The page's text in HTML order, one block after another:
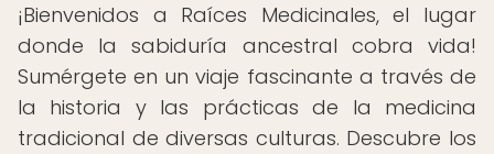
¡Bienvenidos a Raíces Medicinales, el lugar
donde la sabiduría ancestral cobra vida!
Sumérgete en un viaje fascinante a través de
la historia y las prácticas de la medicina
tradicional de diversas culturas. Descubre los